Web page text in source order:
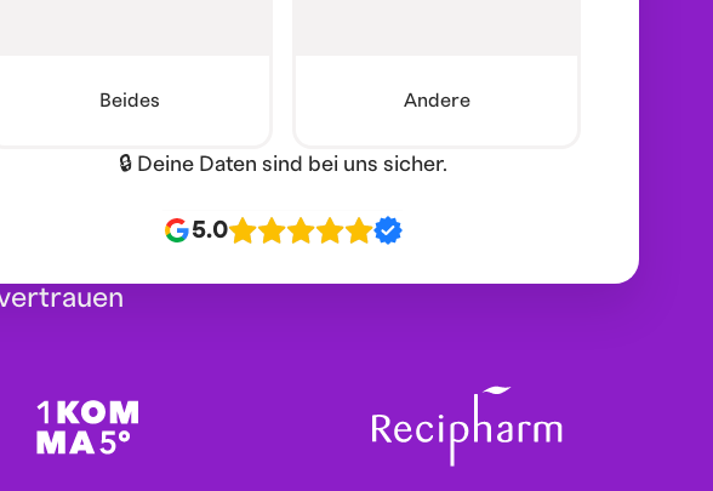
Beides Andere
🔒 Deine Daten sind bei uns sicher.
5.0